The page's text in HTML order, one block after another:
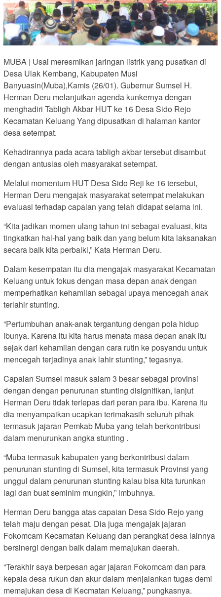
MUBA | Usai meresmikan jaringan listrik yang pusatkan di
Desa Ulak Kembang, Kabupaten Musi
Banyuasin(Muba),Kamis (26/01). Gubernur Sumsel H.
Herman Deru melanjutkan agenda kunkernya dengan
menghadiri Tabligh Akbar HUT ke 16 Desa Sido Rejo
Kecamatan Keluang Yang dipusatkan di halaman kantor
desa setempat.
Kehadirannya pada acara tabligh akbar tersebut disambut
dengan antusias oleh masyarakat setempat.
Melalui momentum HUT Desa Sido Reji ke 16 tersebut,
Herman Deru mengajak masyarakat setempat melakukan
evaluasi terhadap capaian yang telah didapat selama ini.
“Kita jadikan momen ulang tahun ini sebagai evaluasi, kita
tingkatkan hal-hal yang baik dan yang belum kita laksanakan
secara baik kita perbaiki,” Kata Herman Deru.
Dalam kesempatan itu dia mengajak masyarakat Kecamatan
Keluang untuk fokus dengan masa depan anak dengan
memperhatikan kehamilan sebagai upaya mencegah anak
terlahir stunting.
“Pertumbuhan anak-anak tergantung dengan pola hidup
ibunya. Karena itu kita harus menata masa depan anak itu
sejak dari kehamilan dengan cara rutin ke posyandu untuk
mencegah terjadinya anak lahir stunting,” tegasnya.
Capaian Sumsel masuk salam 3 besar sebagai provinsi
dengan dengan penurunan stunting disignifikan, lanjut
Herman Deru tidak terlepas dari peran para ibu. Karena itu
dia menyampaikan ucapkan terimakasih seluruh pihak
termasuk jajaran Pemkab Muba yang telah berkontribusi
dalam menurunkan angka stunting .
“Muba termasuk kabupaten yang berkontribusi dalam
penurunan stunting di Sumsel, kita termasuk Provinsi yang
unggul dalam penurunan stunting kalau bisa kita turunkan
lagi dan buat seminim mungkin,” imbuhnya.
Herman Deru bangga atas capaian Desa Sido Rejo yang
telah maju dengan pesat. Dia juga mengajak jajaran
Fokomcam Kecamatan Keluang dan perangkat desa lainnya
bersinergi dengan baik dalam memajukan daerah.
“Terakhir saya berpesan agar jajaran Fokomcam dan para
kepala desa rukun dan akur dalam menjalankan tugas demi
memajukan desa di Kecmatan Keluang,” pungkasnya.